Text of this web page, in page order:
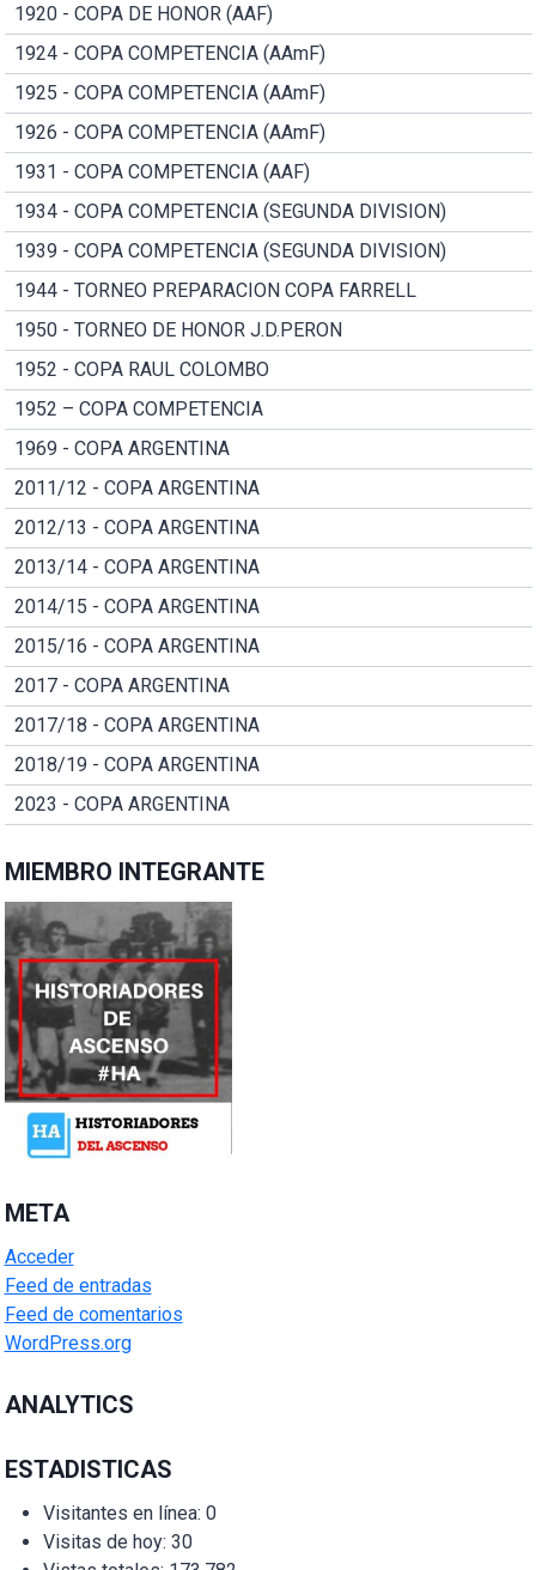
1920 - COPA DE HONOR (AAF)
1924 - COPA COMPETENCIA (AAmF)
1925 - COPA COMPETENCIA (AAmF)
1926 - COPA COMPETENCIA (AAmF)
1931 - COPA COMPETENCIA (AAF)
1934 - COPA COMPETENCIA (SEGUNDA DIVISION)
1939 - COPA COMPETENCIA (SEGUNDA DIVISION)
1944 - TORNEO PREPARACION COPA FARRELL
1950 - TORNEO DE HONOR J.D.PERON
1952 - COPA RAUL COLOMBO
1952 – COPA COMPETENCIA
1969 - COPA ARGENTINA
2011/12 - COPA ARGENTINA
2012/13 - COPA ARGENTINA
2013/14 - COPA ARGENTINA
2014/15 - COPA ARGENTINA
2015/16 - COPA ARGENTINA
2017 - COPA ARGENTINA
2017/18 - COPA ARGENTINA
2018/19 - COPA ARGENTINA
2023 - COPA ARGENTINA
MIEMBRO INTEGRANTE
META
Acceder
Feed de entradas
Feed de comentarios
WordPress.org
ANALYTICS
ESTADISTICAS
Visitantes en línea: 0
Visitas de hoy: 30